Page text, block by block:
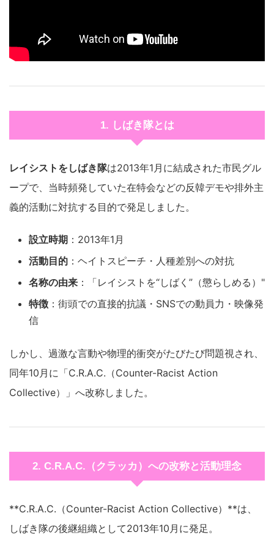
1. しばき隊とは
レイシストをしばき隊は2013年1月に結成された市民グル
ープで、当時頻発していた在特会などの反韓デモや排外主
義的活動に対抗する目的で発足しました。
設立時期 ：2013年1月
活動目的 ：ヘイトスピーチ・人種差別への対抗
名称の由来 ：「レイシストを“しばく”（懲らしめる）"
特徴 ：街頭での直接的抗議・SNSでの動員力・映像発
信
しかし、過激な言動や物理的衝突がたびたび問題視され、
同年10月に「C.R.A.C.（Counter-Racist Action
Collective）」へ改称しました。
2. C.R.A.C.（クラッカ）への改称と活動理念
**C.R.A.C.（Counter-Racist Action Collective）**は、
しばき隊の後継組織として2013年10月に発足。